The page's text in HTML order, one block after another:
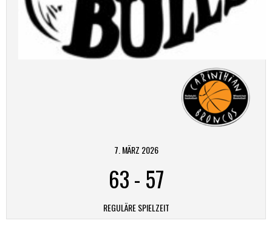
7. MÄRZ 2026
63- 57
REGULÄRE SPIELZEIT